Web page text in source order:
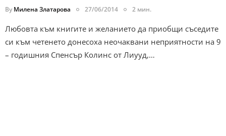
By Милена Златарова 27/06/2014 2 мин.
Любовта към книгите и желанието да приобщи съседите
си към четенето донесоха неочаквани неприятности на 9
– годишния Спенсър Колинс от Лиууд,…